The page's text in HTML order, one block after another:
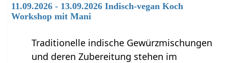
11.09.2026 - 13.09.2026 Indisch-vegan Koch
Workshop mit Mani
Traditionelle indische Gewürzmischungen
und deren Zubereitung stehen im